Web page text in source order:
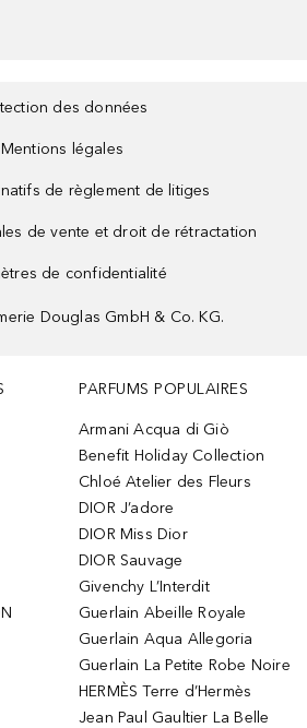
des données
Mentions légales
de règlement de litiges
de vente et droit de rétractation
de confidentialité
Douglas GmbH & Co. KG.
PARFUMS POPULAIRES
Armani Acqua di Giò
Benefit Holiday Collection
Chloé Atelier des Fleurs
DIOR J’adore
DIOR Miss Dior
DIOR Sauvage
Givenchy L’Interdit
Guerlain Abeille Royale
Guerlain Aqua Allegoria
Guerlain La Petite Robe Noire
HERMÈS Terre d’Hermès
Jean Paul Gaultier La Belle